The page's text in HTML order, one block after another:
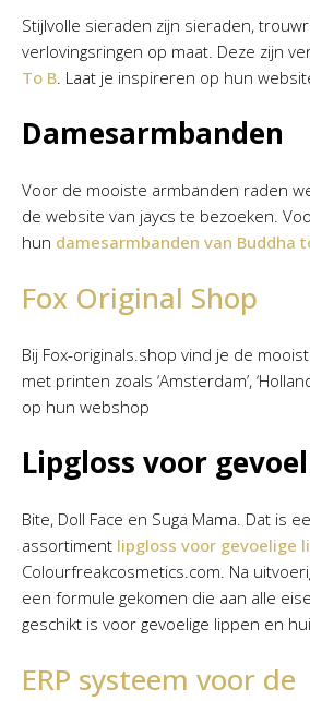
Stijlvolle sieraden zijn sieraden,
verlovingsringen op maat. Deze zijn
To B. Laat je inspireren op hun
Damesarmbanden
Voor de mooiste armbanden raden
de website van jaycs te bezoeken.
hun damesarmbanden van Buddha
Fox Original Shop
Bij Fox-originals.shop vind je de
met printen zoals ‘Amsterdam’,
op hun webshop
Lipgloss voor
Bite, Doll Face en Suga Mama. Dat is
assortiment lipgloss voor gevoelige
Colourfreakcosmetics.com. Na
een formule gekomen die aan alle
geschikt is voor gevoelige lippen en
ERP systeem voor de